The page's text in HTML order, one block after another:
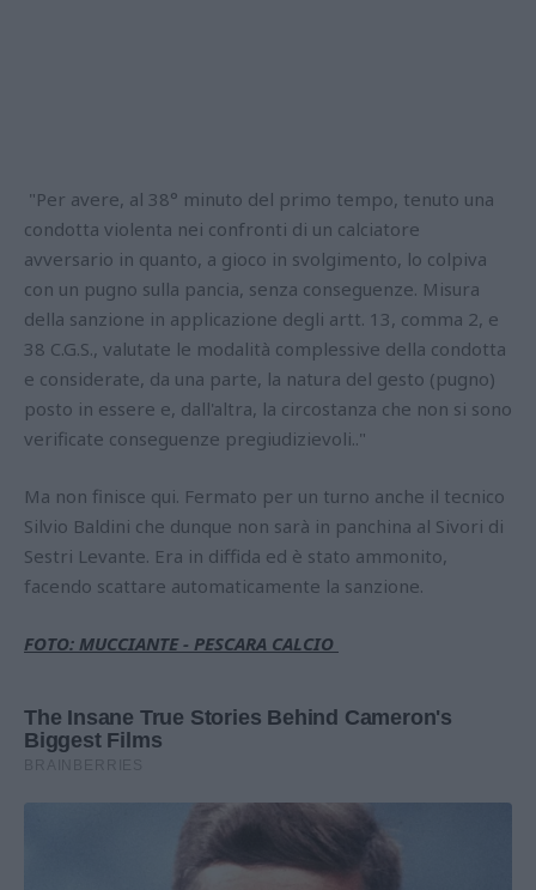
"Per avere, al 38° minuto del primo tempo, tenuto una
condotta violenta nei confronti di un calciatore
avversario in quanto, a gioco in svolgimento, lo colpiva
con un pugno sulla pancia, senza conseguenze. Misura
della sanzione in applicazione degli artt. 13, comma 2, e
38 C.G.S., valutate le modalità complessive della condotta
e considerate, da una parte, la natura del gesto (pugno)
posto in essere e, dall'altra, la circostanza che non si sono
verificate conseguenze pregiudizievoli.."
Ma non finisce qui. Fermato per un turno anche il tecnico
Silvio Baldini che dunque non sarà in panchina al Sivori di
Sestri Levante. Era in diffida ed è stato ammonito,
facendo scattare automaticamente la sanzione.
FOTO: MUCCIANTE - PESCARA CALCIO